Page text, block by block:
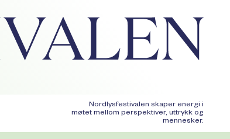
Nordlysfestivalen skaper energi i
møtet mellom perspektiver, uttrykk og
mennesker.